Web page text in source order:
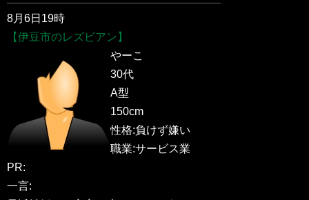
8月6日19時
【伊豆市のレズビアン】
やーこ
30代
A型
150cm
性格:負けず嫌い
職業:サービス業
PR:
一言: